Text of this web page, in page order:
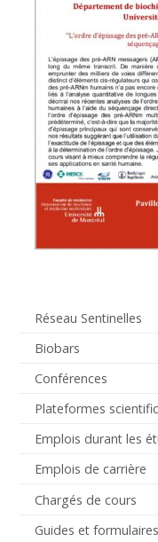
Réseau Sentinelles
Biobars
Conférences
Plateformes
Emplois durant les
Emplois de carrière
Chargés de cours
Guides et formulaires